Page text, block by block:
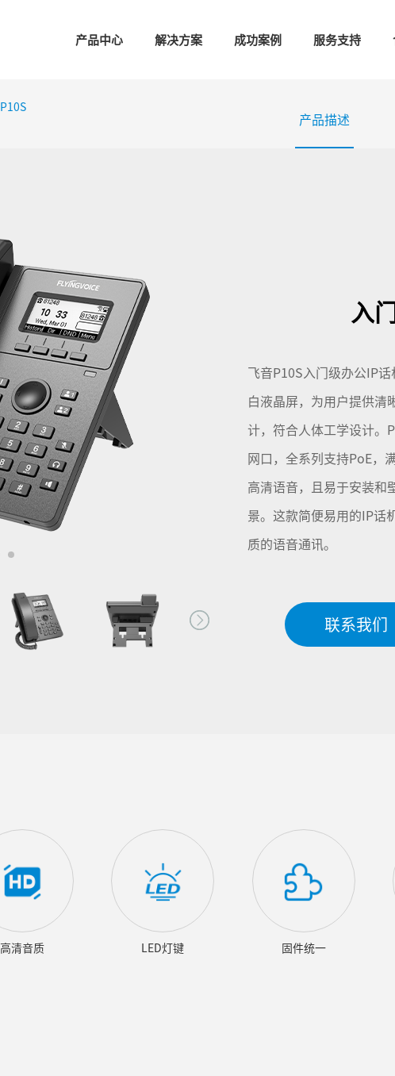
产品中心 解决方案 成功案例 服务支持
P10S
产品描述
入
飞音P10S入门级办公IP
白液晶屏，为用户提供清
计，符合人体工学设计。
网口，全系列支持PoE，
高清语音，且易于安装和
景。这款简便易用的IP话
质的语音通讯。
联系我们
高清音质 LED灯键 固件统一